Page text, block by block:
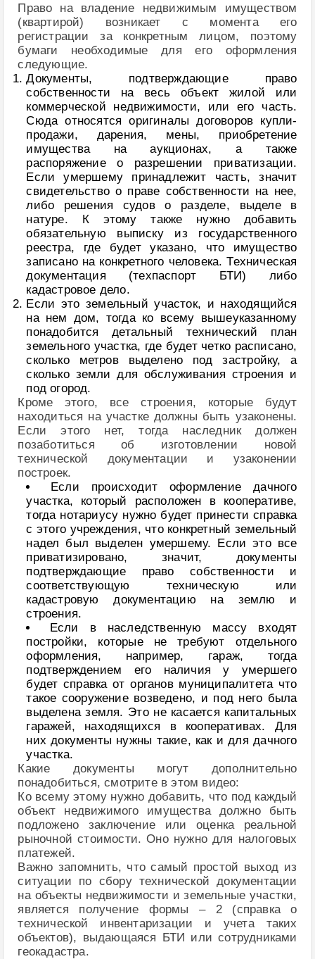
Право на владение недвижимым имуществом
(квартирой) возникает с момента его
регистрации за конкретным лицом, поэтому
бумаги необходимые для его оформления
следующие.
Документы, подтверждающие право
собственности на весь объект жилой или
коммерческой недвижимости, или его часть.
Сюда относятся оригиналы договоров купли-
продажи, дарения, мены, приобретение
имущества на аукционах, а также
распоряжение о разрешении приватизации.
Если умершему принадлежит часть, значит
свидетельство о праве собственности на нее,
либо решения судов о разделе, выделе в
натуре. К этому также нужно добавить
обязательную выписку из государственного
реестра, где будет указано, что имущество
записано на конкретного человека. Техническая
документация (техпаспорт БТИ) либо
кадастровое дело.
Если это земельный участок, и находящийся
на нем дом, тогда ко всему вышеуказанному
понадобится детальный технический план
земельного участка, где будет четко расписано,
сколько метров выделено под застройку, а
сколько земли для обслуживания строения и
под огород.
Кроме этого, все строения, которые будут
находиться на участке должны быть узаконены.
Если этого нет, тогда наследник должен
позаботиться об изготовлении новой
технической документации и узаконении
построек.
Если происходит оформление дачного
участка, который расположен в кооперативе,
тогда нотариусу нужно будет принести справка
с этого учреждения, что конкретный земельный
надел был выделен умершему. Если это все
приватизировано, значит, документы
подтверждающие право собственности и
соответствующую техническую или
кадастровую документацию на землю и
строения.
Если в наследственную массу входят
постройки, которые не требуют отдельного
оформления, например, гараж, тогда
подтверждением его наличия у умершего
будет справка от органов муниципалитета что
такое сооружение возведено, и под него была
выделена земля. Это не касается капитальных
гаражей, находящихся в кооперативах. Для
них документы нужны такие, как и для дачного
участка.
Какие документы могут дополнительно
понадобиться, смотрите в этом видео:
Ко всему этому нужно добавить, что под каждый
объект недвижимого имущества должно быть
подложено заключение или оценка реальной
рыночной стоимости. Оно нужно для налоговых
платежей.
Важно запомнить, что самый простой выход из
ситуации по сбору технической документации
на объекты недвижимости и земельные участки,
является получение формы – 2 (справка о
технической инвентаризации и учета таких
объектов), выдающаяся БТИ или сотрудниками
геокадастра.